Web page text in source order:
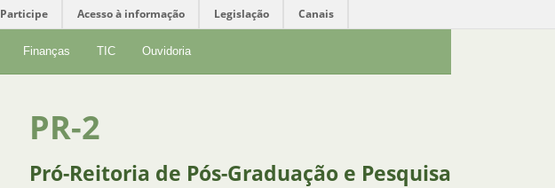
Participe Acesso à informação Legislação Canais
Finanças TIC Ouvidoria
PR-2
Pró-Reitoria de Pós-Graduação e Pesquisa